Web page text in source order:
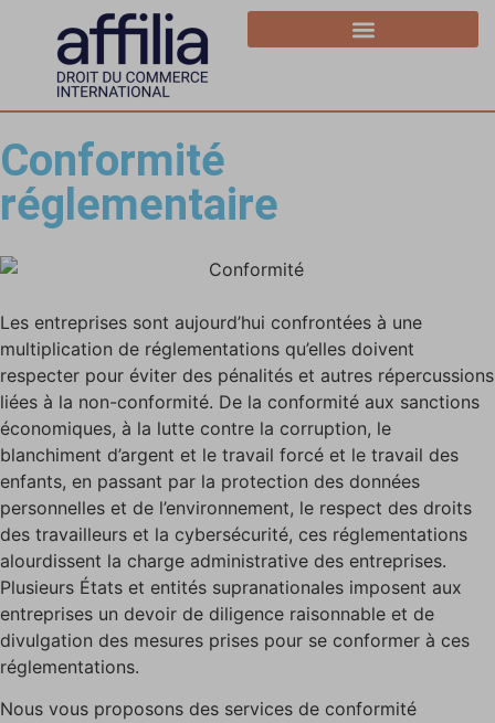
Conformité
réglementaire
Les entreprises sont aujourd’hui confrontées à une
multiplication de réglementations qu’elles doivent
respecter pour éviter des pénalités et autres répercussions
liées à la non-conformité. De la conformité aux sanctions
économiques, à la lutte contre la corruption, le
blanchiment d’argent et le travail forcé et le travail des
enfants, en passant par la protection des données
personnelles et de l’environnement, le respect des droits
des travailleurs et la cybersécurité, ces réglementations
alourdissent la charge administrative des entreprises.
Plusieurs États et entités supranationales imposent aux
entreprises un devoir de diligence raisonnable et de
divulgation des mesures prises pour se conformer à ces
réglementations.
Nous vous proposons des services de conformité